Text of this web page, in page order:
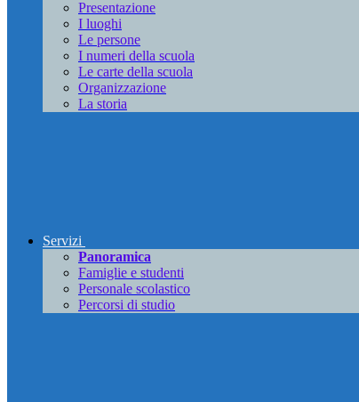
Presentazione
I luoghi
Le persone
I numeri della scuola
Le carte della scuola
Organizzazione
La storia
Servizi
Panoramica
Famiglie e studenti
Personale scolastico
Percorsi di studio